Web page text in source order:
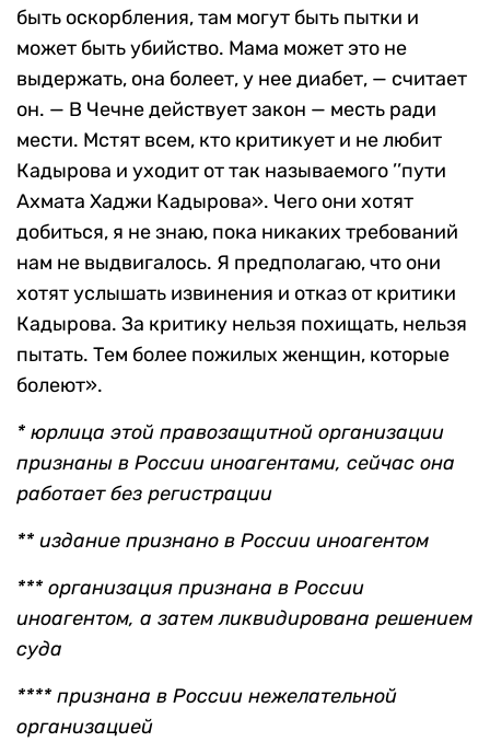
быть оскорбления, там могут быть пытки и
может быть убийство. Мама может это не
выдержать, она болеет, у нее диабет, — считает
он. — В Чечне действует закон — месть ради
мести. Мстят всем, кто критикует и не любит
Кадырова и уходит от так называемого ’’пути
Ахмата Хаджи Кадырова». Чего они хотят
добиться, я не знаю, пока никаких требований
нам не выдвигалось. Я предполагаю, что они
хотят услышать извинения и отказ от критики
Кадырова. За критику нельзя похищать, нельзя
пытать. Тем более пожилых женщин, которые
болеют».
* юрлица этой правозащитной организации
признаны в России иноагентами, сейчас она
работает без регистрации
** издание признано в России иноагентом
*** организация признана в России
иноагентом, а затем ликвидирована решением
суда
**** признана в России нежелательной
организацией